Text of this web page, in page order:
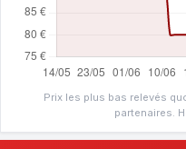
Prix les plus bas relevés
partenaires.